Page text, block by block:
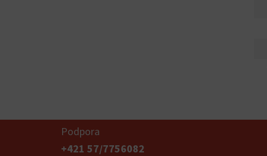
Podpora
+421 57/7756082